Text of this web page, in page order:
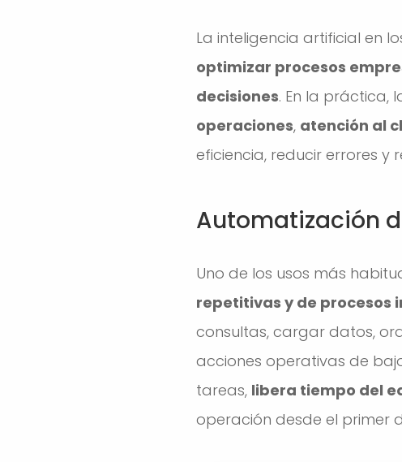
La inteligencia artificial en
optimizar procesos
decisiones. En la práctica,
operaciones, atención al
eficiencia, reducir errores y
Automatización
Uno de los usos más
repetitivas y de procesos
consultas, cargar datos,
acciones operativas de
tareas, libera tiempo del
operación desde el primer